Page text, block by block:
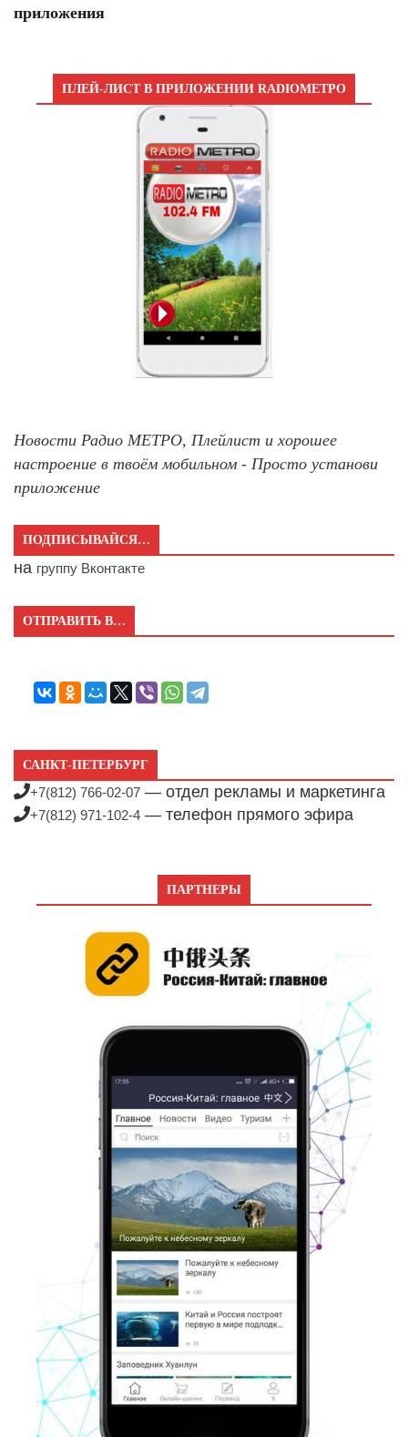
приложения
ПЛЕЙ-ЛИСТ В ПРИЛОЖЕНИИ RADIOМЕТРО
Новости Радио МЕТРО, Плейлист и хорошее
настроение в твоём мобильном - Просто установи
приложение
ПОДПИСЫВАЙСЯ…
на группу Вконтакте
ОТПРАВИТЬ В…
САНКТ-ПЕТЕРБУРГ
+7(812) 766-02-07 — отдел рекламы и маркетинга
+7(812) 971-102-4 — телефон прямого эфира
ПАРТНЕРЫ